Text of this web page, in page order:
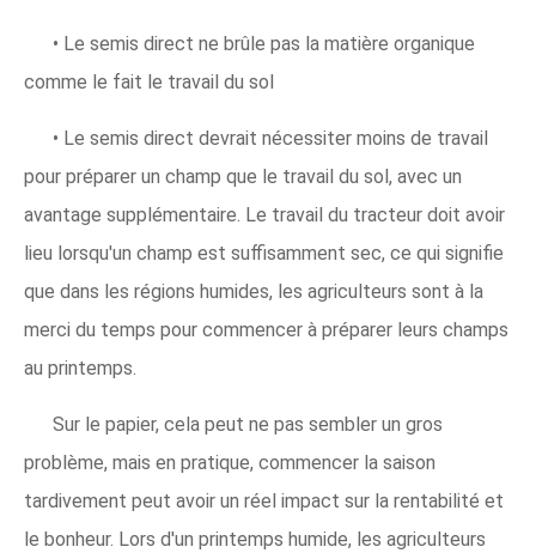
• Le semis direct ne brûle pas la matière organique
comme le fait le travail du sol
• Le semis direct devrait nécessiter moins de travail
pour préparer un champ que le travail du sol, avec un
avantage supplémentaire. Le travail du tracteur doit avoir
lieu lorsqu'un champ est suffisamment sec, ce qui signifie
que dans les régions humides, les agriculteurs sont à la
merci du temps pour commencer à préparer leurs champs
au printemps.
Sur le papier, cela peut ne pas sembler un gros
problème, mais en pratique, commencer la saison
tardivement peut avoir un réel impact sur la rentabilité et
le bonheur. Lors d'un printemps humide, les agriculteurs